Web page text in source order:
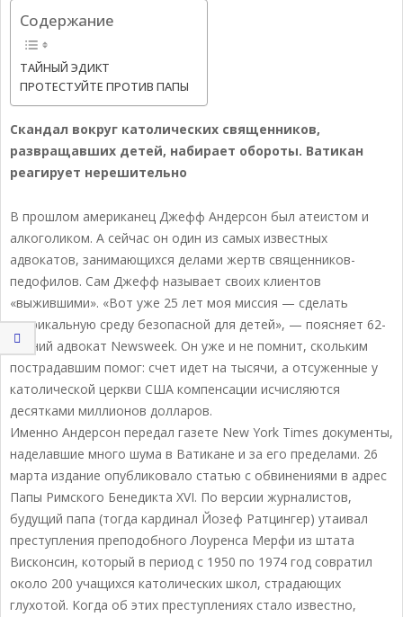
Содержание
ТАЙНЫЙ ЭДИКТ
ПРОТЕСТУЙТЕ ПРОТИВ ПАПЫ
Скандал вокруг католических священников,
развращавших детей, набирает обороты. Ватикан
реагирует нерешительно
В прошлом американец Джефф Андерсон был атеистом и
алкоголиком. А сейчас он один из самых известных
адвокатов, занимающихся делами жертв священников-
педофилов. Сам Джефф называет своих клиентов
«выжившими». «Вот уже 25 лет моя миссия — сделать
клерикальную среду безопасной для детей», — поясняет 62-
летний адвокат Newsweek. Он уже и не помнит, скольким
пострадавшим помог: счет идет на тысячи, а отсуженные у
католической церкви США компенсации исчисляются
десятками миллионов долларов.
Именно Андерсон передал газете New York Times документы,
наделавшие много шума в Ватикане и за его пределами. 26
марта издание опубликовало статью с обвинениями в адрес
Папы Римского Бенедикта XVI. По версии журналистов,
будущий папа (тогда кардинал Йозеф Ратцингер) утаивал
преступления преподобного Лоуренса Мерфи из штата
Висконсин, который в период с 1950 по 1974 год совратил
около 200 учащихся католических школ, страдающих
глухотой. Когда об этих преступлениях стало известно,